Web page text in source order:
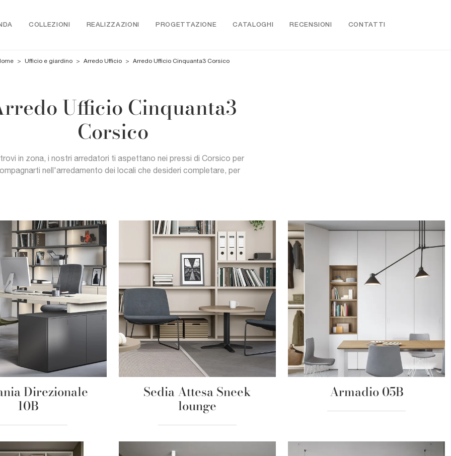
COLLEZIONI REALIZZAZIONI PROGETTAZIONE CATALOGHI RECENSIONI CONTATTI
> Ufficio e giardino > Arredo Ufficio > Arredo Ufficio Cinquanta3 Corsico
Ufficio Cinquanta3
Corsico
in zona, i nostri arredatori ti aspettano nei pressi di Corsico per
nell'arredamento dei locali che desideri completare, per
Direzionale
10B
Sedia Attesa Sneek
lounge
Armadio 05B